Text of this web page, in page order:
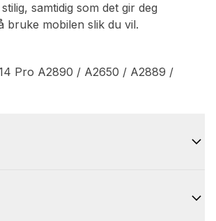
samtidig som det gir deg
bruke mobilen slik du vil.
Pro A2890 / A2650 / A2889 /